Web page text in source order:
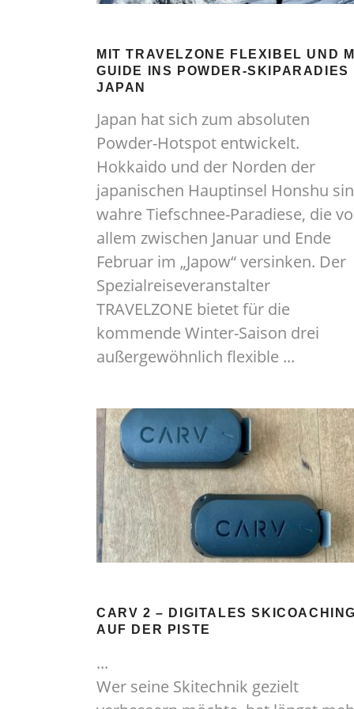
MIT TRAVELZONE FLEXIBEL UND
GUIDE INS POWDER-SKIPARADIES
JAPAN
Japan hat sich zum absoluten
Powder-Hotspot entwickelt.
Hokkaido und der Norden der
japanischen Hauptinsel Honshu
wahre Tiefschnee-Paradiese, die
allem zwischen Januar und Ende
Februar im „Japow“ versinken. Der
Spezialreiseveranstalter
TRAVELZONE bietet für die
kommende Winter-Saison drei
außergewöhnlich flexible
CARV 2 – DIGITALES
AUF DER PISTE
Wer seine Skitechnik gezielt